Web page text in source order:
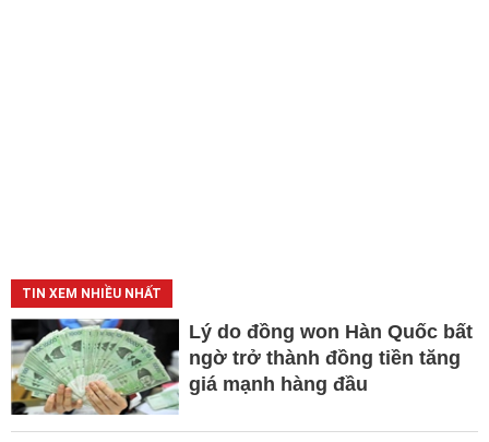
TIN XEM NHIỀU NHẤT
Lý do đồng won Hàn Quốc bất
ngờ trở thành đồng tiền tăng
giá mạnh hàng đầu